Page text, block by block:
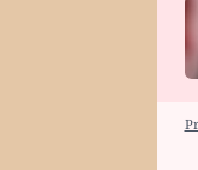
HOROSKOP